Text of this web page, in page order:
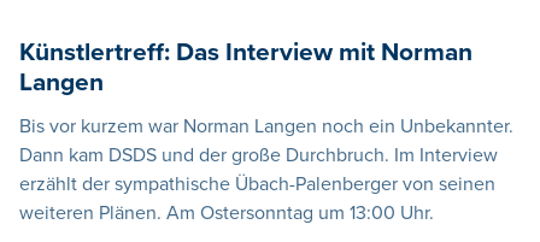
Künstlertreff: Das Interview mit Norman
Langen
Bis vor kurzem war Norman Langen noch ein Unbekannter.
Dann kam DSDS und der große Durchbruch. Im Interview
erzählt der sympathische Übach-Palenberger von seinen
weiteren Plänen. Am Ostersonntag um 13:00 Uhr.